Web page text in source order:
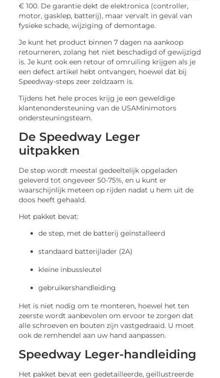
€ 100. De garantie dekt de elektronica (controller,
motor, gasklep, batterij), maar vervalt in geval van
fysieke schade, wijziging of demontage.
Je kunt het product binnen 7 dagen na aankoop
retourneren, zolang het niet beschadigd of gewijzigd
is. Je kunt ook een retour of omruiling krijgen als je
een defect artikel hebt ontvangen, hoewel dat bij
Speedway-steps zeer zeldzaam is.
Tijdens het hele proces krijg je een geweldige
klantenondersteuning van de USAMinimotors
ondersteuningsteam.
De Speedway Leger
uitpakken
De step wordt meestal gedeeltelijk opgeladen
geleverd tot ongeveer 50-75%, en u kunt er
waarschijnlijk meteen op rijden nadat u hem uit de
doos heeft gehaald.
Het pakket bevat:
de step, met de batterij geïnstalleerd
standaard batterijlader (2A)
kleine inbussleutel
gebruikershandleiding
Het is niet nodig om te monteren, hoewel het ten
zeerste wordt aanbevolen om ervoor te zorgen dat
alle schroeven en bouten zijn vastgedraaid. U moet
ook de remhendel aan uw hand aanpassen.
Speedway Leger-handleiding
Het pakket bevat een gedetailleerde, geïllustreerde